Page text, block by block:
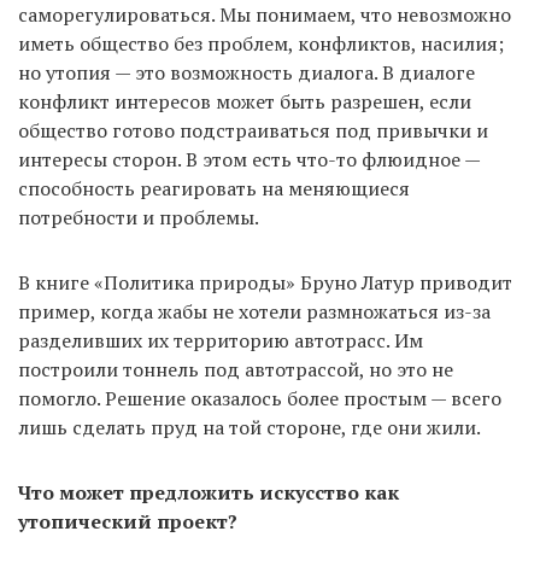
саморегулироваться. Мы понимаем, что невозможно
иметь общество без проблем, конфликтов, насилия;
но утопия — это возможность диалога. В диалоге
конфликт интересов может быть разрешен, если
общество готово подстраиваться под привычки и
интересы сторон. В этом есть что-то флюидное —
способность реагировать на меняющиеся
потребности и проблемы.
В книге «Политика природы» Бруно Латур приводит
пример, когда жабы не хотели размножаться из-за
разделивших их территорию автотрасс. Им
построили тоннель под автотрассой, но это не
помогло. Решение оказалось более простым — всего
лишь сделать пруд на той стороне, где они жили.
Что может предложить искусство как
утопический проект?